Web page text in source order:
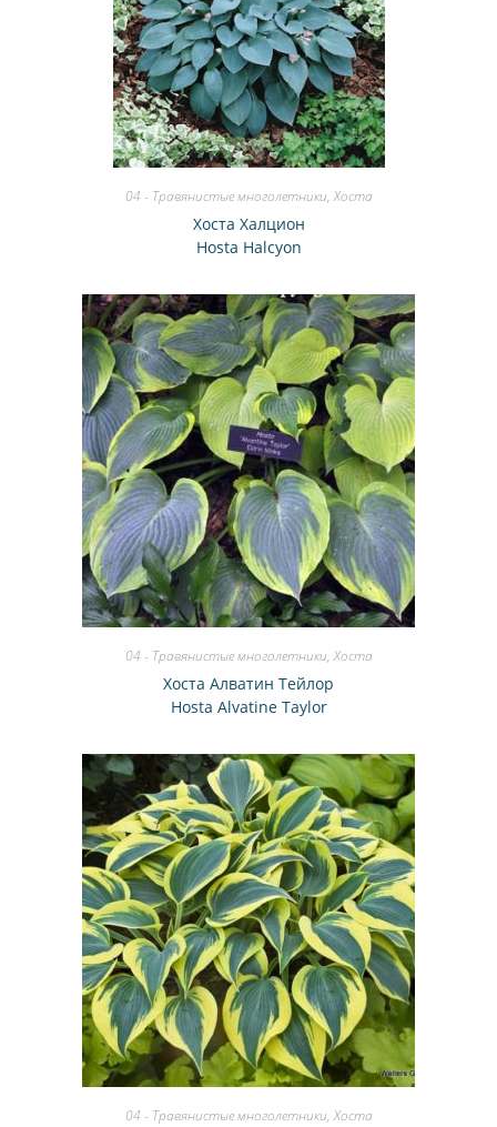
04 - Травянистые многолетники,Хоста
Хоста Халцион
Hosta Halcyon
04 - Травянистые многолетники,Хоста
Хоста Алватин Тейлор
Hosta Alvatine Taylor
04 - Травянистые многолетники,Хоста